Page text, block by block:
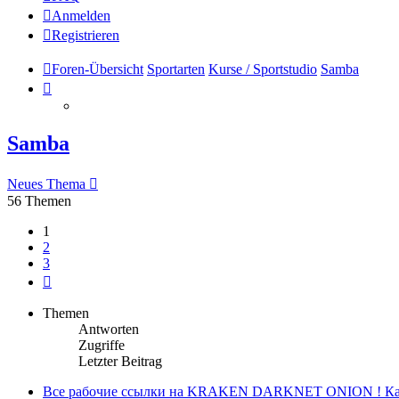
Anmelden
Registrieren
Foren-Übersicht Sportarten Kurse / Sportstudio Samba
Samba
Neues Thema
56 Themen
1
2
3
Themen
Antworten
Zugriffe
Letzter Beitrag
Все рабочие ссылки на KRAKEN DARKNET ONION !